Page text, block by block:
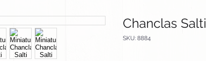
Chanclas Salti
SKU: 8884